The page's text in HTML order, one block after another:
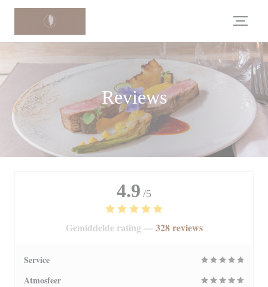
Cookies beheer paneel
Reviews
4.9 /5
Gemiddelde rating —328 reviews
Service
Atmosfeer